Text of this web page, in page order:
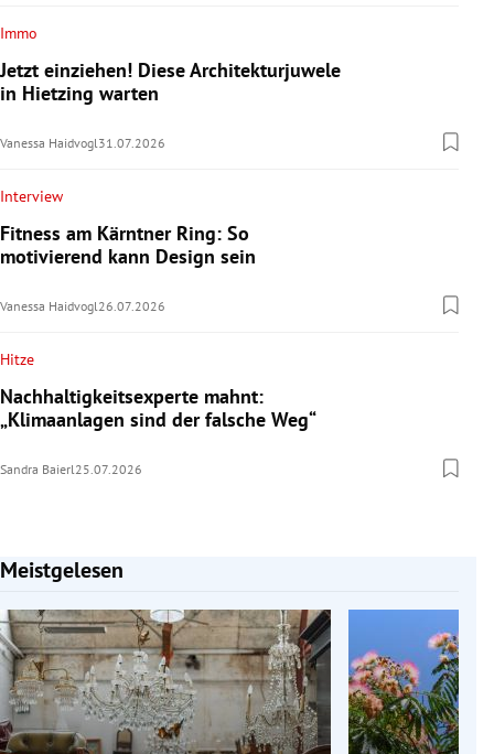
Immo
Jetzt einziehen! Diese Architekturjuwele
in Hietzing warten
Vanessa Haidvogl 31.07.2026
Interview
Fitness am Kärntner Ring: So
motivierend kann Design sein
Vanessa Haidvogl 26.07.2026
Hitze
Nachhaltigkeitsexperte mahnt:
„Klimaanlagen sind der falsche Weg“
Sandra Baierl 25.07.2026
Meistgelesen
Slide 1 von 7